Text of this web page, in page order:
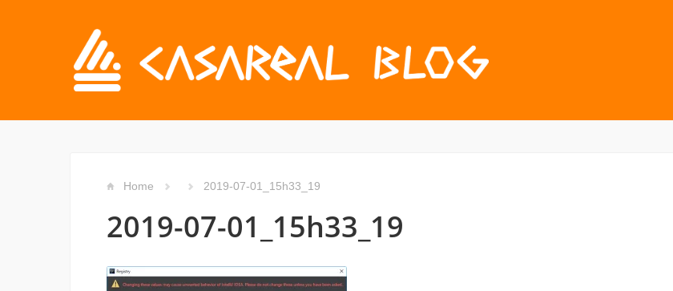
Home 2019-07-01_15h33_19
2019-07-01_15h33_19